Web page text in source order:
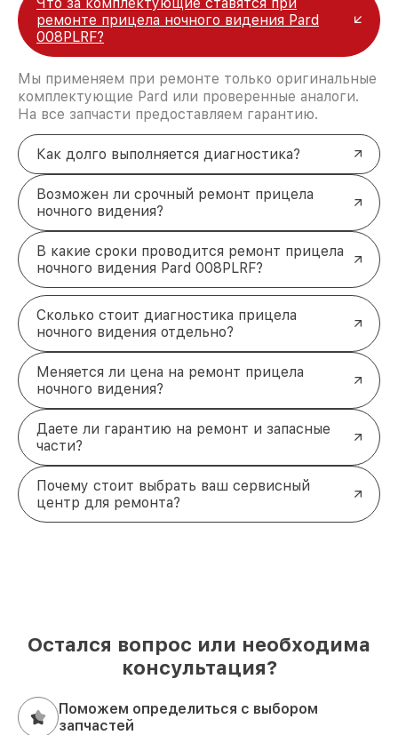
ремонте прицела ночного видения Pard
008PLRF?
Мы применяем при ремонте только оригинальные
комплектующие Pard или проверенные аналоги.
На все запчасти предоставляем гарантию.
Как долго выполняется диагностика?
Возможен ли срочный ремонт прицела
ночного видения?
В какие сроки проводится ремонт прицела
ночного видения Pard 008PLRF?
Сколько стоит диагностика прицела
ночного видения отдельно?
Меняется ли цена на ремонт прицела
ночного видения?
Даете ли гарантию на ремонт и запасные
части?
Почему стоит выбрать ваш сервисный
центр для ремонта?
Остался вопрос или необходима
консультация?
Поможем определиться с выбором
запчастей